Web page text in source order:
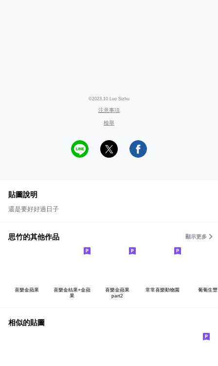
©2023.10 Luo Sizhu
注意事項
檢舉
貼圖說明
還是要好好過日子
思竹的其他作品 顯示更多
喜樂金蘋果
喜樂金桔果+金蘋
果
喜樂金蘋果
part2
常常喜樂動物園 葡葡生豐
相似的貼圖